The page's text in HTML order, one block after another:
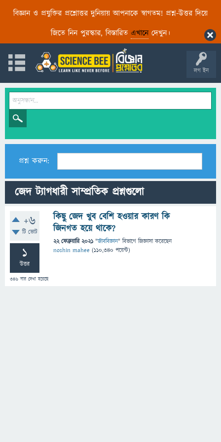
বিজ্ঞান ও প্রযুক্তির প্রশ্নোত্তর দুনিয়ায় আপনাকে স্বাগতম! প্রশ্ন-উত্তর দিয়ে
জিতে নিন পুরস্কার, বিস্তারিত এখানেদেখুন।
লগ ইন
প্রশ্ন করুন:
জেদ ট্যাগধারী সাম্প্রতিক প্রশ্নগুলো
+6
টি ভোট
1
উত্তর
346 বার দেখা হয়েছে
কিছু জেদ খুব বেশি হওয়ার কারণ কি
জিনগত হয়ে থাকে?
22 ফেব্রুয়ারি 2021 "জীববিজ্ঞান" বিভাগে জিজ্ঞাসাকরেছেন
noshin mahee (110,340 পয়েন্ট)